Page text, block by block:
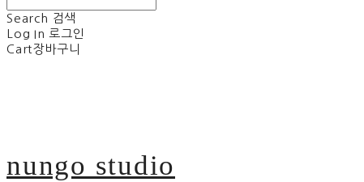
Search 검색
Log In 로그인
Cart장바구니
nungo studio